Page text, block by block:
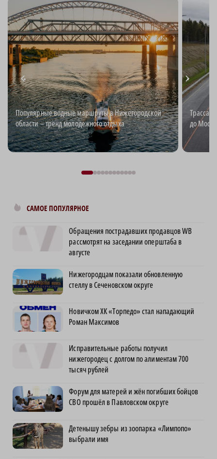
Популярные водные маршруты в Нижегородской
области – тренд молодежного отдыха
Трасса
до
САМОЕ ПОПУЛЯРНОЕ
Обращения пострадавших продавцов WB
рассмотрят на заседании оперштаба в
августе
Нижегородцам показали обновленную
стеллу в Сеченовском округе
Новичком ХК «Торпедо» стал нападающий
Роман Максимов
Исправительные работы получил
нижегородец с долгом по алиментам 700
тысяч рублей
Форум для матерей и жён погибших бойцов
СВО прошёл в Павловском округе
Детенышу зебры из зоопарка «Лимпопо»
выбрали имя